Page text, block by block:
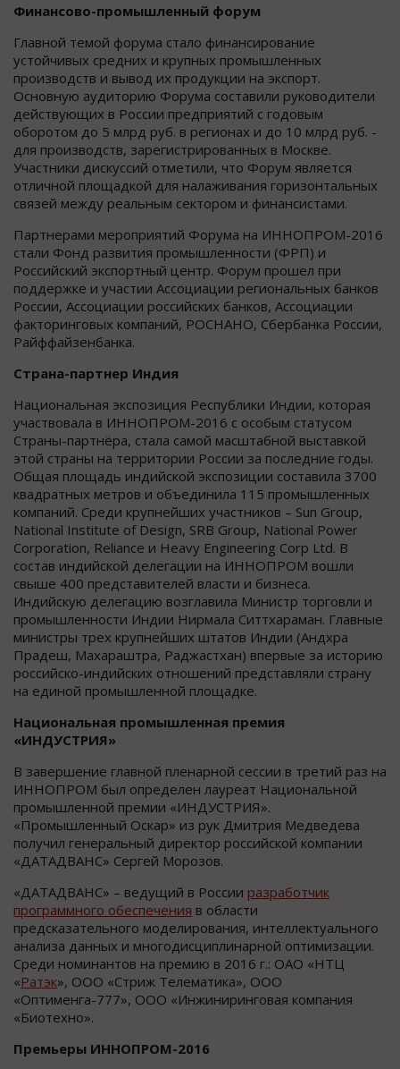
Финансово-промышленный форум
Главной темой форума стало финансирование
устойчивых средних и крупных промышленных
производств и вывод их продукции на экспорт.
Основную аудиторию Форума составили руководители
действующих в России предприятий с годовым
оборотом до 5 млрд руб. в регионах и до 10 млрд руб. -
для производств, зарегистрированных в Москве.
Участники дискуссий отметили, что Форум является
отличной площадкой для налаживания горизонтальных
связей между реальным сектором и финансистами.
Партнерами мероприятий Форума на ИННОПРОМ-2016
стали Фонд развития промышленности (ФРП) и
Российский экспортный центр. Форум прошел при
поддержке и участии Ассоциации региональных банков
России, Ассоциации российских банков, Ассоциации
факторинговых компаний, РОСНАНО, Сбербанка России,
Райффайзенбанка.
Страна-партнер Индия
Национальная экспозиция Республики Индии, которая
участвовала в ИННОПРОМ-2016 c особым статусом
Страны-партнёра, стала самой масштабной выставкой
этой страны на территории России за последние годы.
Общая площадь индийской экспозиции составила 3700
квадратных метров и объединила 115 промышленных
компаний. Среди крупнейших участников – Sun Group,
National Institute of Design, SRB Group, National Power
Corporation, Reliance и Heavy Engineering Corp Ltd. В
состав индийской делегации на ИННОПРОМ вошли
свыше 400 представителей власти и бизнеса.
Индийскую делегацию возглавила Министр торговли и
промышленности Индии Нирмала Ситтхараман. Главные
министры трех крупнейших штатов Индии (Андхра
Прадеш, Махараштра, Раджастхан) впервые за историю
российско-индийских отношений представляли страну
на единой промышленной площадке.
Национальная промышленная премия
«ИНДУСТРИЯ»
В завершение главной пленарной сессии в третий раз на
ИННОПРОМ был определен лауреат Национальной
промышленной премии «ИНДУСТРИЯ».
«Промышленный Оскар» из рук Дмитрия Медведева
получил генеральный директор российской компании
«ДАТАДВАНС» Сергей Морозов.
«ДАТАДВАНС» – ведущий в России разработчик
программного обеспечения в области
предсказательного моделирования, интеллектуального
анализа данных и многодисциплинарной оптимизации.
Среди номинантов на премию в 2016 г.: ОАО «НТЦ
«Ратэк», ООО «Стриж Телематика», ООО
«Оптименга-777», ООО «Инжиниринговая компания
«Биотехно».
Премьеры ИННОПРОМ-2016